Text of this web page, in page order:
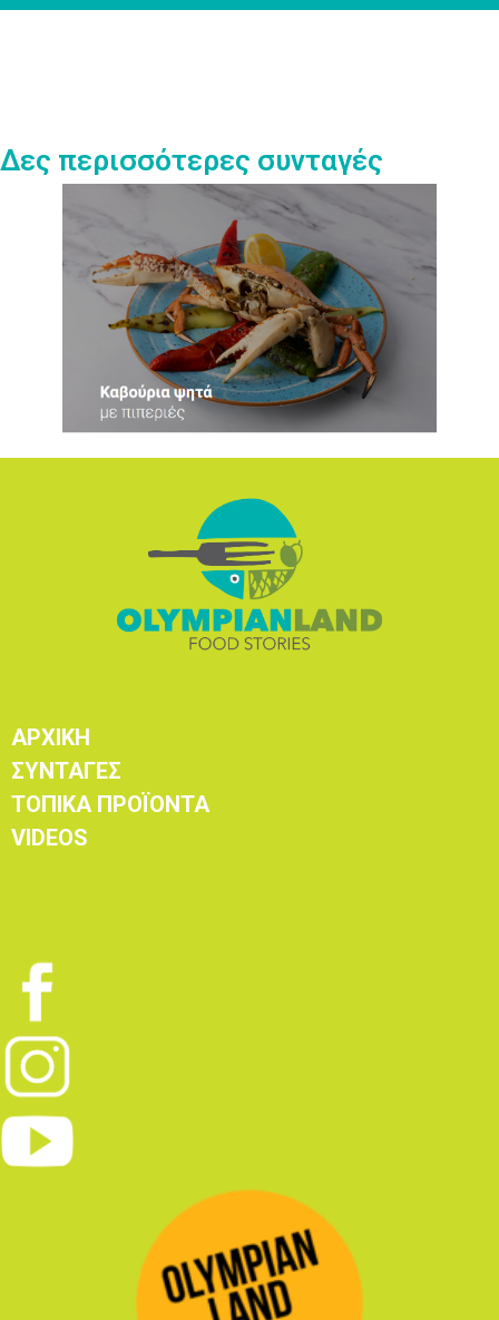
Δες περισσότερες συνταγές
ΑΡΧΙΚΗ
ΣΥΝΤΑΓΕΣ
ΤΟΠΙΚΑ ΠΡΟΪΟΝΤΑ
VIDEOS